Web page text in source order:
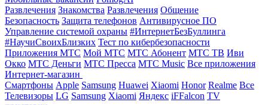
Развлечения Знакомства Развлечения Общение
Безопасность Защита телефонов Антивирусное ПО
Управление системой охраны #ИнтернетБезБуллинга
#НаучиСвоихБлизких Тест по кибербезопасности
Приложения МТС Мой МТС МТС Абонент МТС ТВ Иви
Окко МТС Деньги МТС Пресса МТС Music Все приложения
Интернет-магазин
Смартфоны Apple Samsung Huawei Xiaomi Honor Realme Все
Телевизоры LG Samsung Xiaomi Яндекс iFFalcon TV